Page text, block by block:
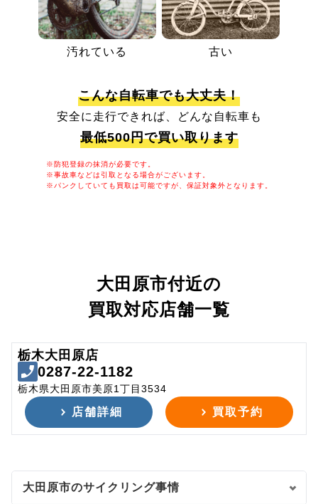
汚れている 古い
こんな自転車でも大丈夫！
安全に走行できれば、どんな自転車も
最低500円で買い取ります
※防犯登録の抹消が必要です。
※事故車などは引取となる場合がございます。
※パンクしていても買取は可能ですが、保証対象外となります。
大田原市付近の
買取対応店舗一覧
栃木大田原店
0287-22-1182
栃木県大田原市美原1丁目3534
店舗詳細 買取予約
大田原市のサイクリング事情